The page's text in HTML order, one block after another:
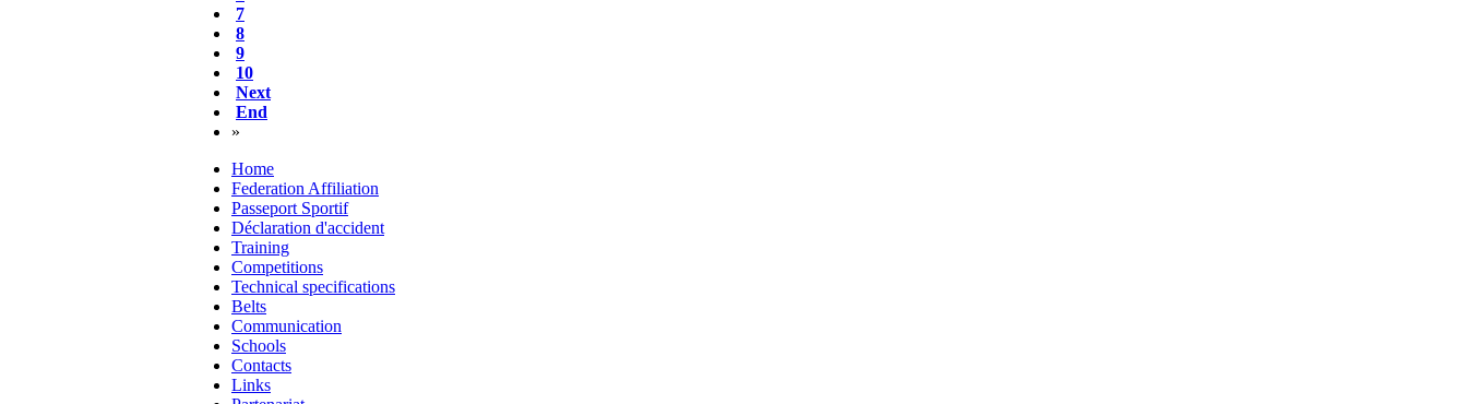
7
8
9
10
Next
End
»
Home
Federation Affiliation
Passeport Sportif
Déclaration d'accident
Training
Competitions
Technical specifications
Belts
Communication
Schools
Contacts
Links